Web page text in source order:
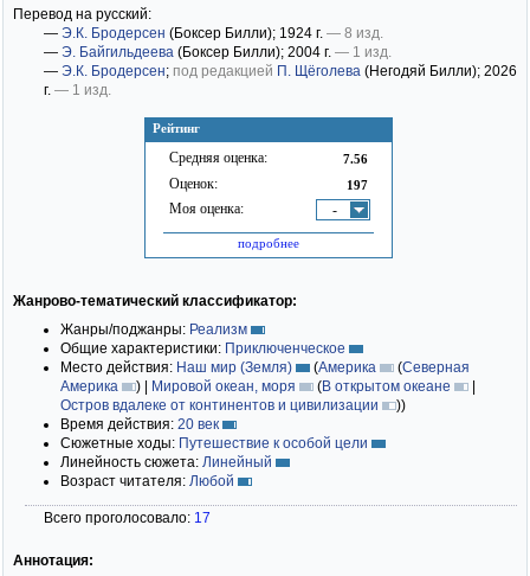
Рейтинг
Средняя оценка: 7.56
Оценок: 197
Моя оценка: -
подробнее
Перевод на русский:
— Э.К. Бродерсен (Боксер Билли); 1924 г. — 8 изд.
— Э. Байгильдеева (Боксер Билли); 2004 г. — 1 изд.
— Э.К. Бродерсен; под редакцией П. Щёголева (Негодяй Билли); 2026
г. — 1 изд.
Жанрово-тематический классификатор:
Жанры/поджанры: Реализм
Общие характеристики: Приключенческое
Место действия: Наш мир (Земля) (Америка (Северная
Америка
) | Мировой океан, моря (В открытом океане
|
Остров вдалеке от континентов и цивилизации
))
Время действия: 20 век
Сюжетные ходы: Путешествие к особой цели
Линейность сюжета: Линейный
Возраст читателя: Любой
Всего проголосовало: 17
Аннотация: